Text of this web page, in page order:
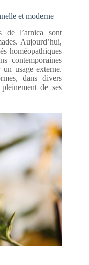
et moderne
de l’arnica sont
Aujourd’hui,
homéopathiques
contemporaines
usage externe.
dans divers
de ses